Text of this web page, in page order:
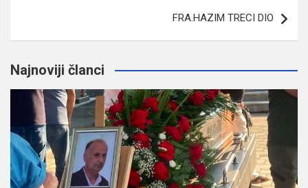
FRA.HAZIM TRECI DIO
Najnoviji članci